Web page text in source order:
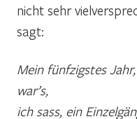
nicht sehr
sagt:
Mein fünfzigstes
war’s,
ich sass, ein